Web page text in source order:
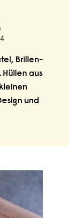
Brillen-
aus
und